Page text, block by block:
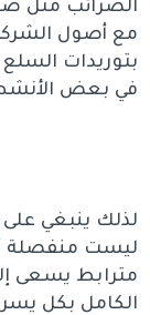
الضرائب مثل
مع أصول
بتوريدات
في بعض
لذلك ينبغي على
ليست منفصلة
مترابط يسعى
الكامل بكل